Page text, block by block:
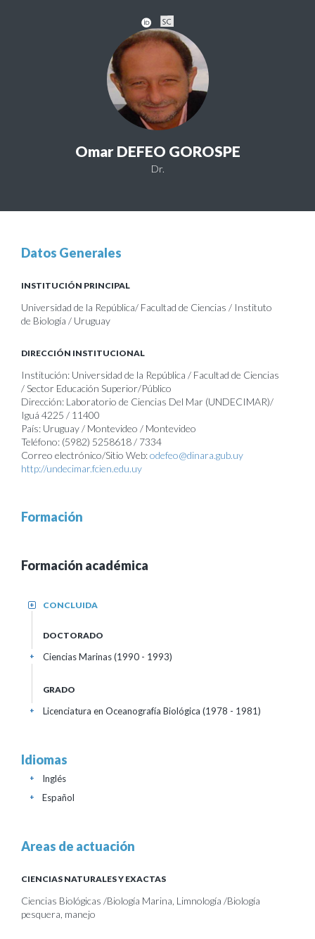
Omar DEFEO GOROSPE
Dr.
Datos Generales
INSTITUCIÓN PRINCIPAL
Universidad de la República/ Facultad de Ciencias / Instituto
de Biología / Uruguay
DIRECCIÓN INSTITUCIONAL
Institución: Universidad de la República / Facultad de Ciencias
/ Sector Educación Superior/Público
Dirección: Laboratorio de Ciencias Del Mar (UNDECIMAR)/
Iguá 4225 / 11400
País: Uruguay / Montevideo / Montevideo
Teléfono: (5982) 5258618 / 7334
Correo electrónico/Sitio Web:odefeo@dinara.gub.uy
http://undecimar.fcien.edu.uy
Formación
Formación académica
CONCLUIDA
+
DOCTORADO
Ciencias Marinas (1990 - 1993)
+
GRADO
Licenciatura en Oceanografía Biológica (1978 - 1981)
+
Idiomas
Inglés
+
Español
+
Areas de actuación
CIENCIAS NATURALES Y EXACTAS
Ciencias Biológicas /Biología Marina, Limnología /Biología
pesquera, manejo